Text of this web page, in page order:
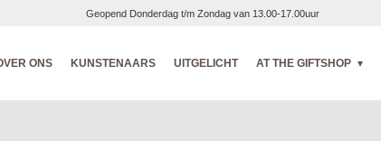
Geopend Donderdag t/m Zondag van 13.00-17.00uur
ONS KUNSTENAARS UITGELICHT AT THE GIFTSHOP